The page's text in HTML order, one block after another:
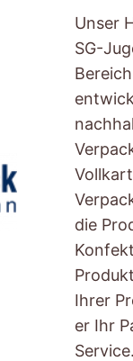
Unser
SG-
die
Ihrer
er Ihr
Service.